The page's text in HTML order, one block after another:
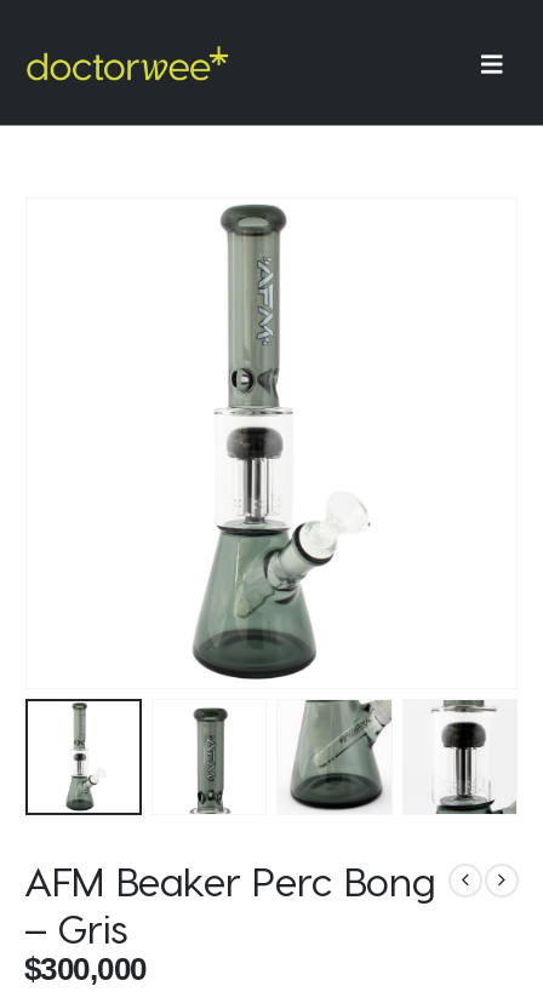
AFM Beaker Perc Bong
– Gris
$300,000